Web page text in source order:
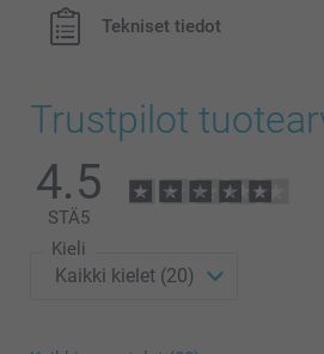
Tekniset tiedot
Trustpilot
4.5
STÄ5
Kieli